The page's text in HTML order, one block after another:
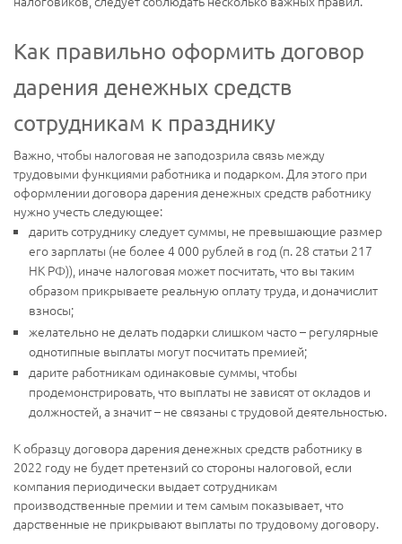
Как правильно оформить договор
дарения денежных средств
сотрудникам к празднику
Важно, чтобы налоговая не заподозрила связь между
трудовыми функциями работника и подарком. Для этого при
оформлении договора дарения денежных средств работнику
нужно учесть следующее:
дарить сотруднику следует суммы, не превышающие размер
его зарплаты (не более 4 000 рублей в год (п. 28 статьи 217
НК РФ)), иначе налоговая может посчитать, что вы таким
образом прикрываете реальную оплату труда, и доначислит
взносы;
желательно не делать подарки слишком часто – регулярные
однотипные выплаты могут посчитать премией;
дарите работникам одинаковые суммы, чтобы
продемонстрировать, что выплаты не зависят от окладов и
должностей, а значит – не связаны с трудовой деятельностью.
К образцу договора дарения денежных средств работнику в
2022 году не будет претензий со стороны налоговой, если
компания периодически выдает сотрудникам
производственные премии и тем самым показывает, что
дарственные не прикрывают выплаты по трудовому договору.